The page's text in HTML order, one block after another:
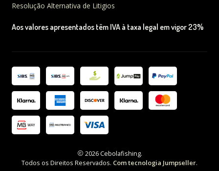
Resolução Alternativa de Litigios
Aos valores apresentados têm IVA à taxa legal em vigor 23%
2026 Cebolafishing.
Todos os Direitos Reservados. Com tecnologia Jumpseller.